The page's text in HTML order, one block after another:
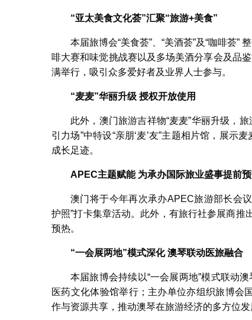
“亚太美食文化荟”汇聚“旅游+美食”
本届旅博会“美食荟”、“美酒荟”及“咖啡荟”
啡大赛和味觉挑战赛以及多场美酒分享会及品
满举行，吸引众多爱好者及业界人士参与。
“麦麦”华丽升级 授权开放使用
此外，澳门旅游吉祥物“麦麦”华丽升级，
引力场”中特设“亲朋‘麦’友”主题相片馆，展
成长足迹。
APEC主题赋能 为承办国际旅业盛事提前
澳门将于今年再次承办APEC旅游部长会
护照”打卡集章活动。此外，有旅行社参展商推
预热。
“一会展两地”模式深化 澳琴联动医旅融合
本届旅博会持续以“一会展两地”模式联动
医药文化体验馆举行；主办单位亦组织旅博会
作与资源共享，推动澳琴在旅游经济的多方位发